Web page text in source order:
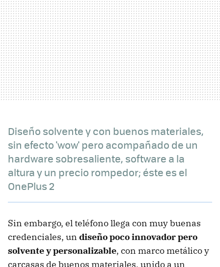
Diseño solvente y con buenos materiales,
sin efecto 'wow' pero acompañado de un
hardware sobresaliente, software a la
altura y un precio rompedor; éste es el
OnePlus 2
Sin embargo, el teléfono llega con muy buenas
credenciales, un diseño poco innovador pero
solvente y personalizable, con marco metálico y
carcasas de buenos materiales, unido a un